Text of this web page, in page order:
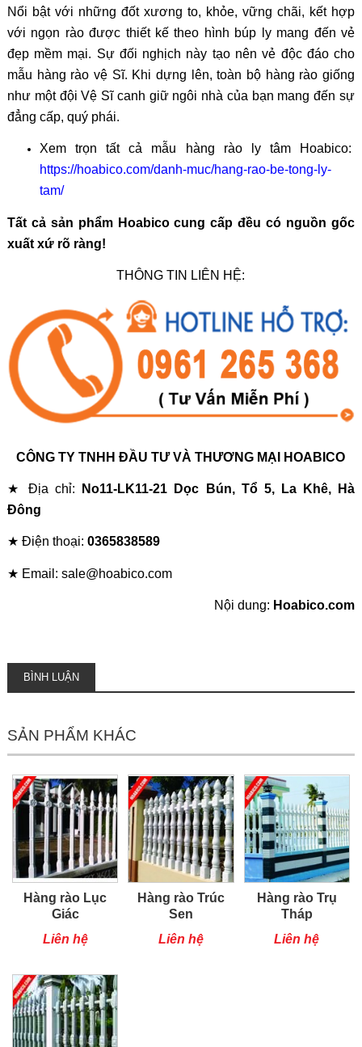
Nổi bật với những đốt xương to, khỏe, vững chãi, kết hợp
với ngọn rào được thiết kế theo hình búp ly mang đến vẻ
đẹp mềm mại. Sự đối nghịch này tạo nên vẻ độc đáo cho
mẫu hàng rào vệ Sĩ. Khi dựng lên, toàn bộ hàng rào giống
như một đội Vệ Sĩ canh giữ ngôi nhà của bạn mang đến sự
đẳng cấp, quý phái.
Xem trọn tất cả mẫu hàng rào ly tâm Hoabico:
https://hoabico.com/danh-muc/hang-rao-be-tong-ly-
tam/
Tất cả sản phẩm Hoabico cung cấp đều có nguồn gốc
xuất xứ rõ ràng!
THÔNG TIN LIÊN HỆ:
CÔNG TY TNHH ĐẦU TƯ VÀ THƯƠNG MẠI HOABICO
★ Địa chỉ:
No11-LK11-21 Dọc Bún, Tổ 5, La Khê, Hà
Đông
★ Điện thoại: 0365838589
★ Email: sale@hoabico.com
Nội dung: Hoabico.com
BÌNH LUẬN
SẢN PHẨM KHÁC
Hàng rào Lục
Giác
Liên hệ
Hàng rào Trúc
Sen
Liên hệ
Hàng rào Trụ
Tháp
Liên hệ